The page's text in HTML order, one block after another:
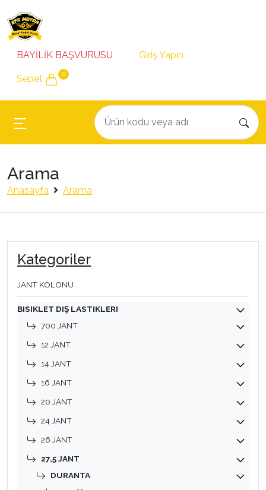
BAYİLİK BAŞVURUSU Giriş Yapın
Sepet 0
Arama
Anasayfa Arama
Kategoriler
JANT KOLONU
BISIKLET DIŞ LASTIKLERI
700 JANT
12 JANT
14 JANT
16 JANT
20 JANT
24 JANT
26 JANT
27,5 JANT
DURANTA